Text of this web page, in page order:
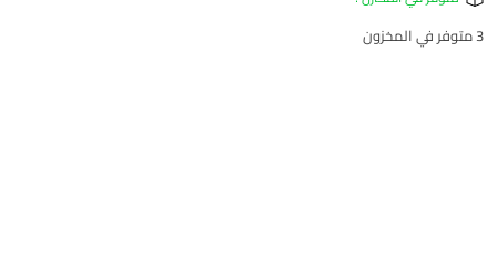
3 متوفر في المخزون